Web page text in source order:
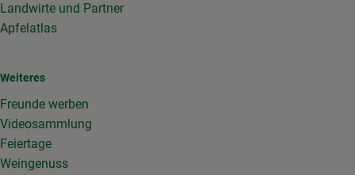
Landwirte und Partner
Apfelatlas
Weiteres
Freunde werben
Videosammlung
Feiertage
Weingenuss